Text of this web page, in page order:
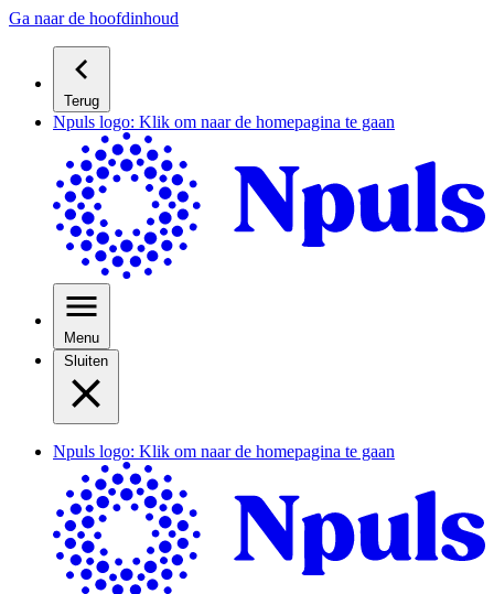
Ga naar de hoofdinhoud
Terug
Npuls logo: Klik om naar de homepagina te gaan
Menu
Sluiten
Npuls logo: Klik om naar de homepagina te gaan